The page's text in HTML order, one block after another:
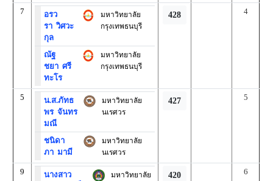
7
อรว
ราวิศวะ
กุล
มหาวิทยาลัย
กรุงเทพธนบุรี
ณัฐ
ชยาศรี
ทะโร
มหาวิทยาลัย
กรุงเทพธนบุรี
428 4
5
น.ส.ภัทธ
พรจันทร
มณี
มหาวิทยาลัย
นเรศวร
ชนิดา
ภามามี
มหาวิทยาลัย
นเรศวร
427 5
9
นางสาว
มหาวิทยาลัย
420 6